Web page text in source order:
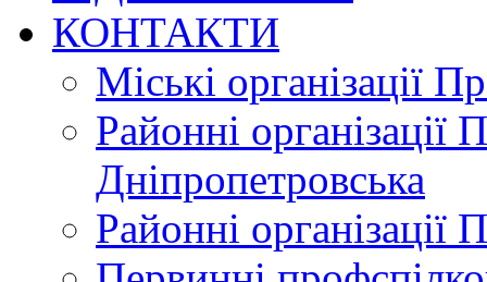
КОНТАКТИ
Міські організації
Районні організації
Дніпропетровська
Районні організації